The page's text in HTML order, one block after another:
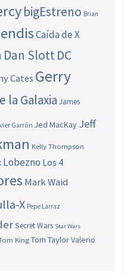
bigEstreno Brian
Caída de X
Dan SlottDC
Cates Gerry
la Galaxia James
Garrón Jed MacKay Jeff
Kelly Thompson
Lobezno Los 4
Mark Waid
X Pepe Larraz
Secret Wars Star Wars
King Tom TaylorValerio